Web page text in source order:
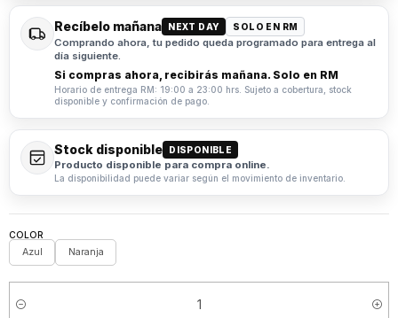
Recíbelo mañana NEXT DAY SOLO EN RM
Comprando ahora, tu pedido queda programado para entrega al
día siguiente.
Si compras ahora, recibirás mañana. Solo en RM
Horario de entrega RM: 19:00 a 23:00 hrs. Sujeto a cobertura, stock
disponible y confirmación de pago.
Stock disponible DISPONIBLE
Producto disponible para compra online.
La disponibilidad puede variar según el movimiento de inventario.
COLOR
Azul Naranja
Cantidad